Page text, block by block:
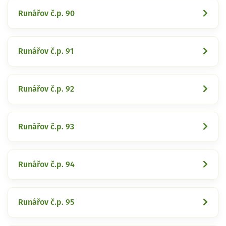
Runářov č.p. 90
Runářov č.p. 91
Runářov č.p. 92
Runářov č.p. 93
Runářov č.p. 94
Runářov č.p. 95